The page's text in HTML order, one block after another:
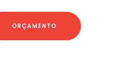
ORÇAMENTO